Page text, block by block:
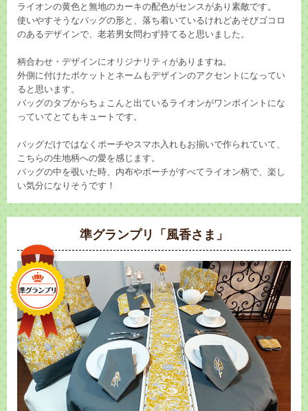
ライオンの黄色と無地のカーキの配色がセンスがあり素敵です。
使いやすそうなバッグの形と、落ち着いているけれどあそびゴコロ
のあるデザインで、老若男女問わず持てると思いました。
柄合わせ・デザインにオリジナリティがありますね。
外側に付けたポケットとネームもデザインのアクセントになってい
ると思います。
バッグのタブからちょこんと出ているライオンがワンポイントにな
っていてとてもキュートです。
バッグだけではなくポーチやスマホ入れもお揃いで作られていて、
こちらの生地柄への愛を感じます。
バッグの中を覗いた時、内布やポーチがすべてライオン柄で、楽し
い気分になりそうです！
準グランプリ「風香さま」